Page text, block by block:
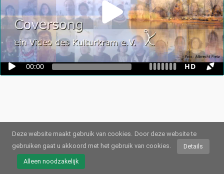
Deze website maakt gebruik van cookies. Door deze website te
gebruiken gaat u akkoord met het gebruik van cookies.
Details
Alleen noodzakelijk
00:00 HD
© 2026 Webstream.eu • Afdruk • Gegevensbescherming/ Cookies•
• Engels